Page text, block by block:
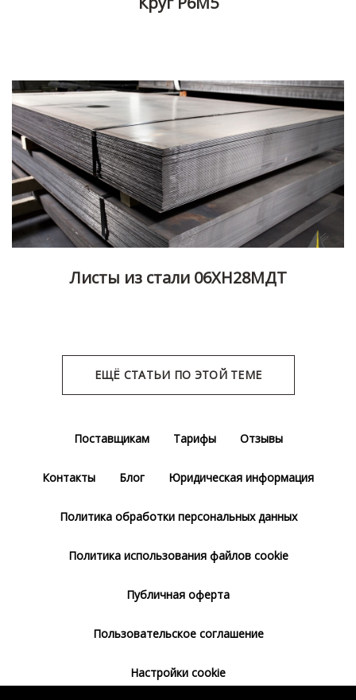
Листы из стали 06ХН28МДТ
ЕЩЁ СТАТЬИ ПО ЭТОЙ ТЕМЕ
Поставщикам Тарифы Отзывы
Контакты Блог Юридическая информация
Политика обработки персональных данных
Политика использования файлов cookie
Публичная оферта
Пользовательское соглашение
Настройки cookie